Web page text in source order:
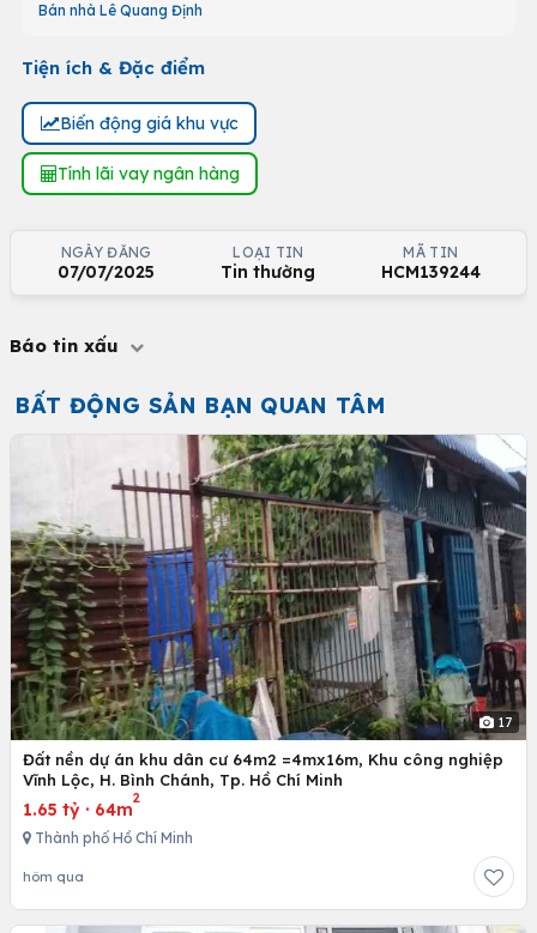
Bán nhà Lê Quang Định
Tiện ích & Đặc điểm
Biến động giá khu vực
Tính lãi vay ngân hàng
NGÀY ĐĂNG
07/07/2025
LOẠI TIN
Tin thường
MÃ TIN
HCM139244
Báo tin xấu
BẤT ĐỘNG SẢN BẠN QUAN TÂM
17
Đất nền dự án khu dân cư 64m2 =4mx16m, Khu công nghiệp
Vĩnh Lộc, H. Bình Chánh, Tp. Hồ Chí Minh
1.65 tỷ · 64m
2
Thành phố Hồ Chí Minh
hôm qua